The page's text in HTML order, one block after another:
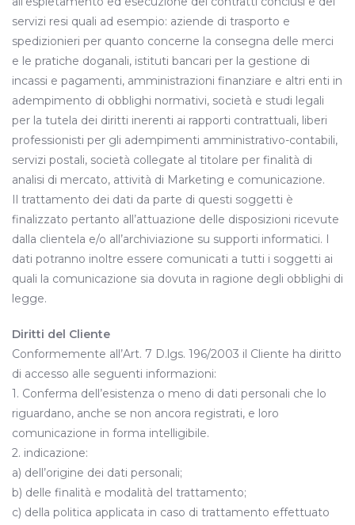
servizi resi quali ad esempio: aziende di trasporto e
spedizionieri per quanto concerne la consegna delle merci
e le pratiche doganali, istituti bancari per la gestione di
incassi e pagamenti, amministrazioni finanziare e altri enti in
adempimento di obblighi normativi, società e studi legali
per la tutela dei diritti inerenti ai rapporti contrattuali, liberi
professionisti per gli adempimenti amministrativo-contabili,
servizi postali, società collegate al titolare per finalità di
analisi di mercato, attività di Marketing e comunicazione.
Il trattamento dei dati da parte di questi soggetti è
finalizzato pertanto all’attuazione delle disposizioni ricevute
dalla clientela e/o all’archiviazione su supporti informatici. I
dati potranno inoltre essere comunicati a tutti i soggetti ai
quali la comunicazione sia dovuta in ragione degli obblighi di
legge.
Diritti del Cliente
Conformemente all’Art. 7 D.lgs. 196/2003 il Cliente ha diritto
di accesso alle seguenti informazioni:
1. Conferma dell’esistenza o meno di dati personali che lo
riguardano, anche se non ancora registrati, e loro
comunicazione in forma intelligibile.
2. indicazione:
a) dell’origine dei dati personali;
b) delle finalità e modalità del trattamento;
c) della politica applicata in caso di trattamento effettuato